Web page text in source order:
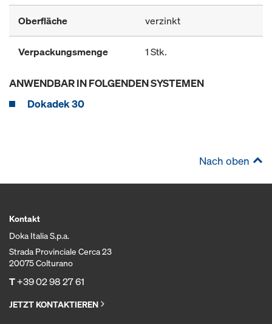
Oberfläche verzinkt
Verpackungsmenge 1 Stk.
ANWENDBAR IN FOLGENDEN SYSTEMEN
Dokadek 30
Nach oben
Kontakt
Doka Italia S.p.a.
Strada Provinciale Cerca 23
20075 Colturano
T+39 02 98 27 61
JETZT KONTAKTIEREN